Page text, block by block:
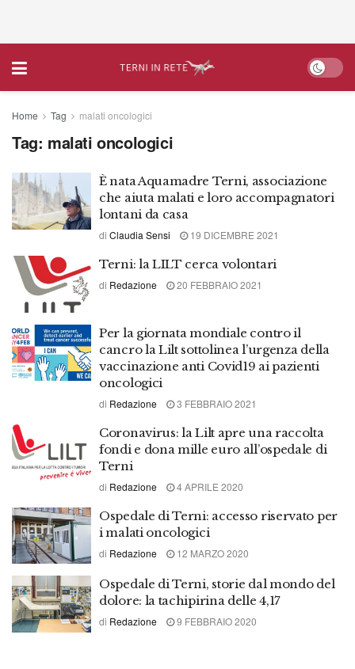
Home Tag malati oncologici
Tag: malati oncologici
È nata Aquamadre Terni, associazione
che aiuta malati e loro accompagnatori
lontani da casa
di Claudia Sensi 19 DICEMBRE 2021
Terni: la LILT cerca volontari
di Redazione 20 FEBBRAIO 2021
Per la giornata mondiale contro il
cancro la Lilt sottolinea l’urgenza della
vaccinazione anti Covid19 ai pazienti
oncologici
di Redazione 3 FEBBRAIO 2021
Coronavirus: la Lilt apre una raccolta
fondi e dona mille euro all’ospedale di
Terni
di Redazione 4 APRILE 2020
Ospedale di Terni: accesso riservato per
i malati oncologici
di Redazione 12 MARZO 2020
Ospedale di Terni, storie dal mondo del
dolore: la tachipirina delle 4,17
di Redazione 9 FEBBRAIO 2020